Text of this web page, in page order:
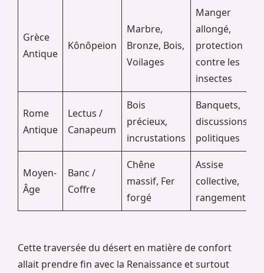
Grèce
Antique
Kônôpeion
Marbre,
Bronze, Bois,
Voilages
Manger
allongé,
protection
contre les
insectes
Rome
Antique
Lectus /
Canapeum
Bois
précieux,
incrustations
Banquets,
discussions
politiques
Moyen-
Âge
Banc /
Coffre
Chêne
massif, Fer
forgé
Assise
collective,
rangement
Cette traversée du désert en matière de confort
allait prendre fin avec la Renaissance et surtout